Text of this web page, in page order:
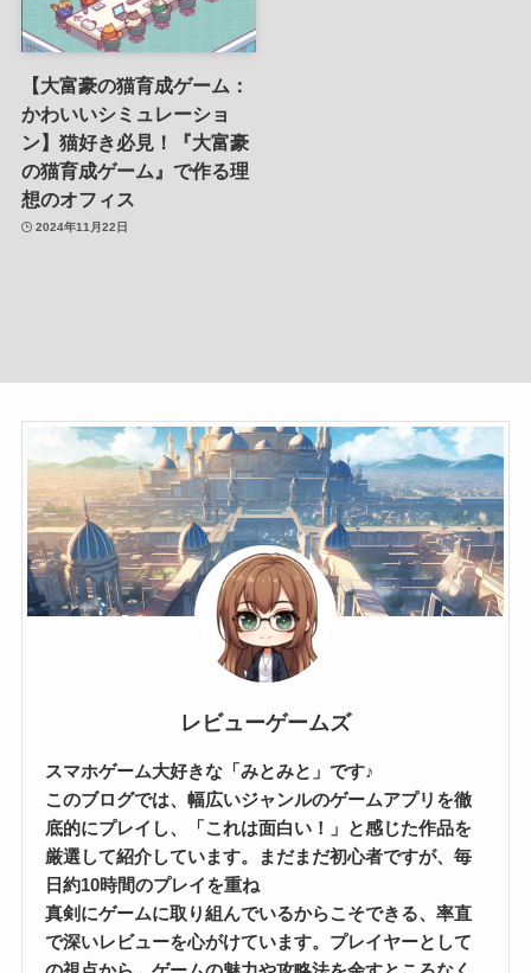
【大富豪の猫育成ゲーム：
かわいいシミュレーショ
ン】猫好き必見！『大富豪
の猫育成ゲーム』で作る理
想のオフィス
2024年11月22日
レビューゲームズ
スマホゲーム大好きな「みとみと」です♪
このブログでは、幅広いジャンルのゲームアプリを徹
底的にプレイし、「これは面白い！」と感じた作品を
厳選して紹介しています。まだまだ初心者ですが、毎
日約10時間のプレイを重ね
真剣にゲームに取り組んでいるからこそできる、率直
で深いレビューを心がけています。プレイヤーとして